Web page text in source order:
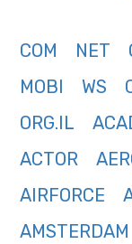
COM NET
MOBI
WS
ORG.IL
ACTOR
AIRFORCE
AMSTERDAM